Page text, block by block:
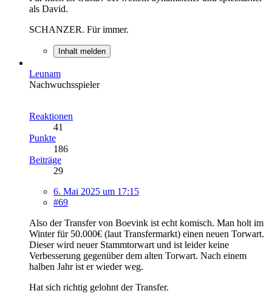
als David.
SCHANZER. Für immer.
Inhalt melden
Leunam
Nachwuchsspieler
Reaktionen
41
Punkte
186
Beiträge
29
6. Mai 2025 um 17:15
#69
Also der Transfer von Boevink ist echt komisch. Man holt im
Winter für 50.000€ (laut Transfermarkt) einen neuen Torwart.
Dieser wird neuer Stammtorwart und ist leider keine
Verbesserung gegenüber dem alten Torwart. Nach einem
halben Jahr ist er wieder weg.
Hat sich richtig gelohnt der Transfer.